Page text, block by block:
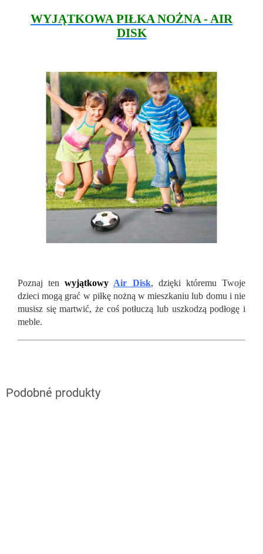
WYJĄTKOWA PIŁKA NOŻNA - AIR
DISK
Poznaj tenwyjątkowy Air Disk, dzięki któremu Twoje
dzieci mogą grać w piłkę nożną w mieszkaniu lub domu i nie
musisz się martwić, że coś potłuczą lub uszkodzą podłogę i
meble.